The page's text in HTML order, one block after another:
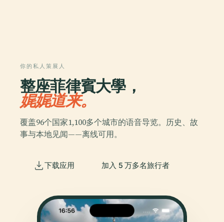
你的私人策展人
整座菲律賓大學，
娓娓道来。
覆盖96个国家1,100多个城市的语音导览。历史、故
事与本地见闻——离线可用。
下载应用 加入 5 万多名旅行者